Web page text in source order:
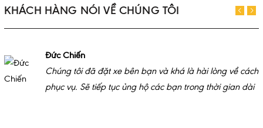
KHÁCH HÀNG NÓI VỀ CHÚNG TÔI
Đức Chiến
Chúng tôi đã đặt xe bên bạn và khá là hài lòng về cách
phục vụ. Sẽ tiếp tục ủng hộ các bạn trong thời gian dài